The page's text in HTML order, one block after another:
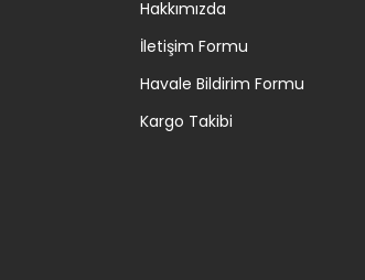
Hakkımızda
İletişim Formu
Havale Bildirim Formu
Kargo Takibi